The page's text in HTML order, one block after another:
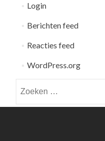
Login
Berichten feed
Reacties feed
WordPress.org
naar: